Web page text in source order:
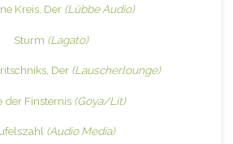
Kreis, Der (Lübbe Audio)
Sturm (Lagato)
Der (Lauscherlounge)
der Finsternis (Goya/Lit)
(Audio Media)